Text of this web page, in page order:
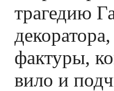
трагедию
фактуры,
вило и